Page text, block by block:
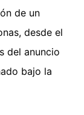
de un
desde el
del anuncio
bajo la